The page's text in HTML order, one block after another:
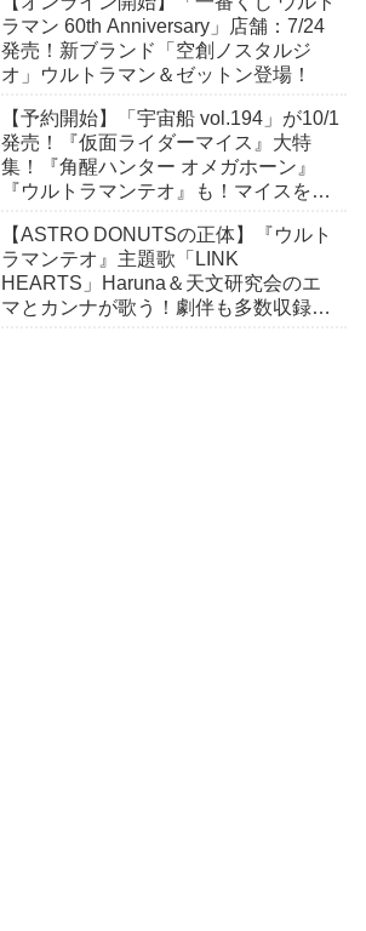
ラマン 60th Anniversary」店舗：7/24
発売！新ブランド「空創ノスタルジ
オ」ウルトラマン＆ゼットン登場！
【予約開始】「宇宙船 vol.194」が10/1
発売！『仮面ライダーマイス』大特
集！『角醒ハンター オメガホーン』
『ウルトラマンテオ』も！マイスをよ
【ASTRO DONUTSの正体】『ウルト
ラマンテオ』主題歌「LINK
HEARTS」Haruna＆天文研究会のエ
マとカンナが歌う！劇伴も多数収録し